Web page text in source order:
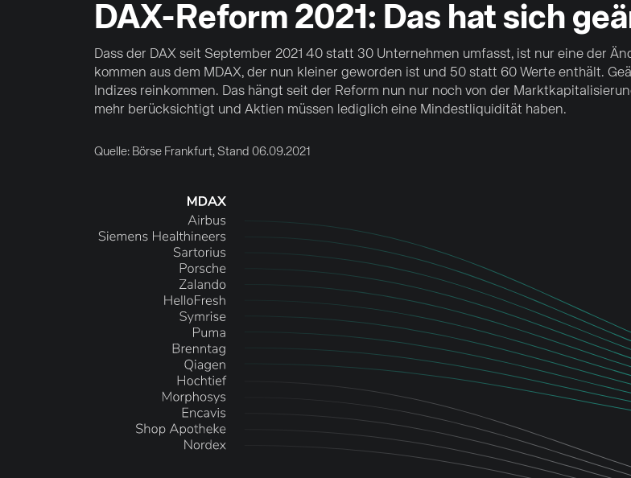
DAX-Reform 2021: Das hat sich
Dass der DAX seit September 2021 40 statt 30 Unternehmen umfasst, ist nur eine der
kommen aus dem MDAX, der nun kleiner geworden ist und 50 statt 60 Werte enthält.
Indizes reinkommen. Das hängt seit der Reform nun nur noch von der
mehr berücksichtigt und Aktien müssen lediglich eine Mindestliquidität haben.
Quelle: Börse Frankfurt, Stand 06.09.2021